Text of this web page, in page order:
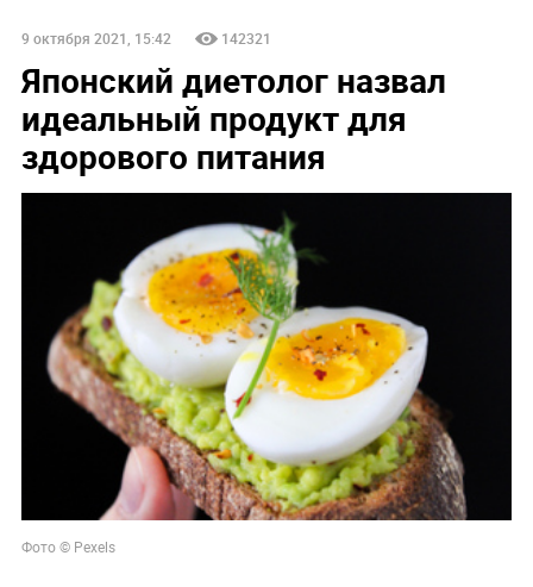
9 октября 2021, 15:42 142321
Японский диетолог назвал
идеальный продукт для
здорового питания
Фото © Pexels